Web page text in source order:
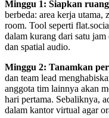
Minggu 1: Siapkan
berbeda: area kerja utama,
room. Tool seperti
dalam kurang dari satu
dan spatial audio.
Minggu 2: Tanamkan
dan team lead
anggota tim lainnya akan
hari pertama. Sebaliknya,
dalam kantor virtual agar